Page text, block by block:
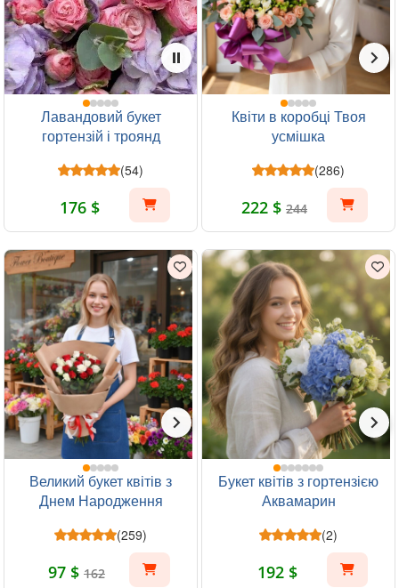
Лавандовий букет
гортензій і троянд
(54)
176 $
Квіти в коробці Твоя
усмішка
(286)
222 $ 244
Великий букет квітів з
Днем Народження
(259)
97 $ 162
Букет квітів з гортензією
Аквамарин
(2)
192 $